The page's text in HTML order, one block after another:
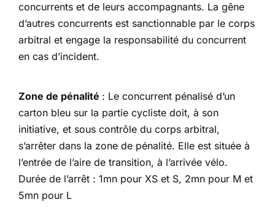
concurrents et de leurs accompagnants. La gêne
d’autres concurrents est sanctionnable par le corps
arbitral et engage la responsabilité du concurrent
en cas d’incident.
Zone de pénalité : Le concurrent pénalisé d’un
carton bleu sur la partie cycliste doit, à son
initiative, et sous contrôle du corps arbitral,
s’arrêter dans la zone de pénalité. Elle est située à
l’entrée de l’aire de transition, à l’arrivée vélo.
Durée de l’arrêt : 1mn pour XS et S, 2mn pour M et
5mn pour L